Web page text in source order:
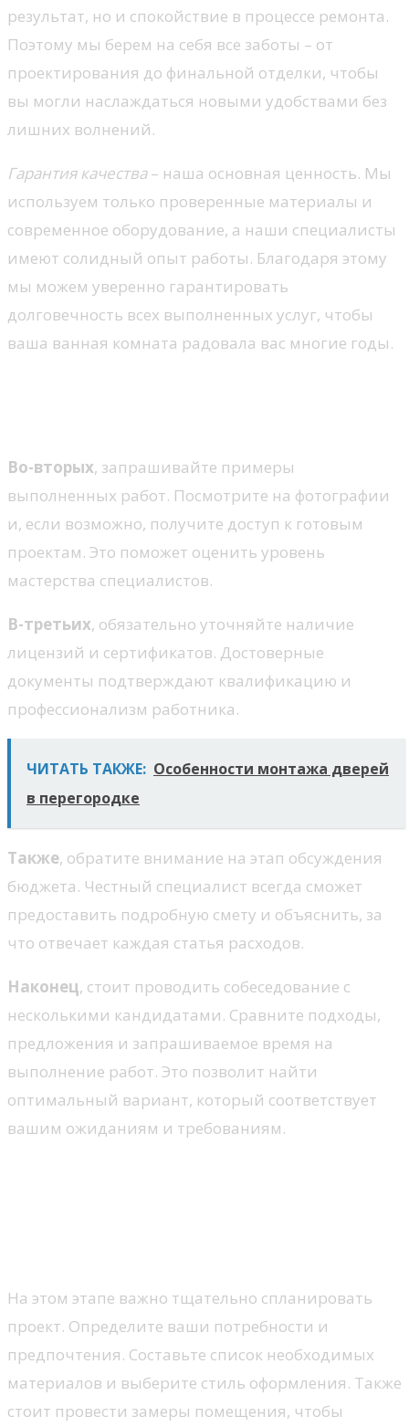
результат, но и спокойствие в процессе ремонта.
Поэтому мы берем на себя все заботы – от
проектирования до финальной отделки, чтобы
вы могли наслаждаться новыми удобствами без
лишних волнений.
Гарантия качества– наша основная ценность. Мы
используем только проверенные материалы и
современное оборудование, а наши специалисты
имеют солидный опыт работы. Благодаря этому
мы можем уверенно гарантировать
долговечность всех выполненных услуг, чтобы
ваша ванная комната радовала вас многие годы.
Во-вторых, запрашивайте примеры
выполненных работ. Посмотрите на фотографии
и, если возможно, получите доступ к готовым
проектам. Это поможет оценить уровень
мастерства специалистов.
В-третьих, обязательно уточняйте наличие
лицензий и сертификатов. Достоверные
документы подтверждают квалификацию и
профессионализм работника.
ЧИТАТЬ ТАКЖЕ: Особенности монтажа дверей
в перегородке
Также, обратите внимание на этап обсуждения
бюджета. Честный специалист всегда сможет
предоставить подробную смету и объяснить, за
что отвечает каждая статья расходов.
Наконец, стоит проводить собеседование с
несколькими кандидатами. Сравните подходы,
предложения и запрашиваемое время на
выполнение работ. Это позволит найти
оптимальный вариант, который соответствует
вашим ожиданиям и требованиям.
На этом этапе важно тщательно спланировать
проект. Определите ваши потребности и
предпочтения. Составьте список необходимых
материалов и выберите стиль оформления. Также
стоит провести замеры помещения, чтобы